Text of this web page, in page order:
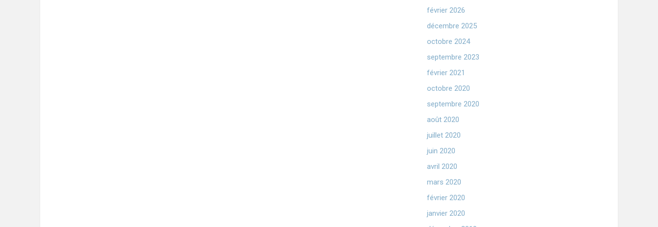
février 2026
décembre 2025
octobre 2024
septembre 2023
février 2021
octobre 2020
septembre 2020
août 2020
juillet 2020
juin 2020
avril 2020
mars 2020
février 2020
janvier 2020